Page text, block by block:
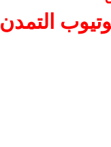
التمدن